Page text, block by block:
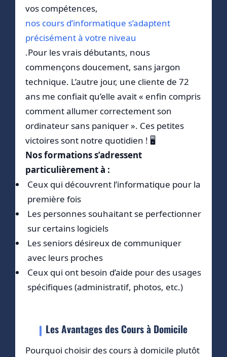
vos compétences,
nos cours d’informatique s’adaptent
précisément à votre niveau
.Pour les vrais débutants, nous
commençons doucement, sans jargon
technique. L’autre jour, une cliente de 72
ans me confiait qu’elle avait « enfin compris
comment allumer correctement son
ordinateur sans paniquer ». Ces petites
victoires sont notre quotidien ! 🖥️
Nos formations s’adressent
particulièrement à :
Ceux qui découvrent l’informatique pour la
première fois
Les personnes souhaitant se perfectionner
sur certains logiciels
Les seniors désireux de communiquer
avec leurs proches
Ceux qui ont besoin d’aide pour des usages
spécifiques (administratif, photos, etc.)
Les Avantages des Cours à Domicile
Pourquoi choisir des cours à domicile plutôt